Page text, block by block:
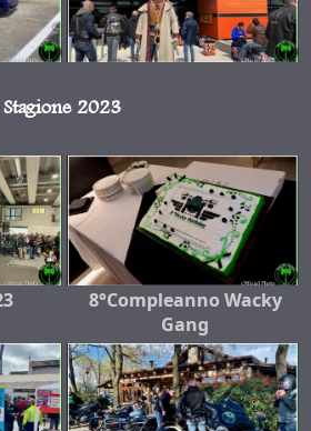
Stagione 2023
8°Compleanno Wacky
Gang